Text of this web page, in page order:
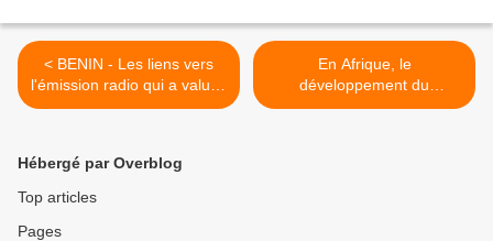
< BENIN - Les liens vers
l'émission radio qui a valu la
suspension de CAPP FM :
En Afrique, le
développement du
téléphone mobile ne fait
Hébergé par Overblog
Top articles
Pages